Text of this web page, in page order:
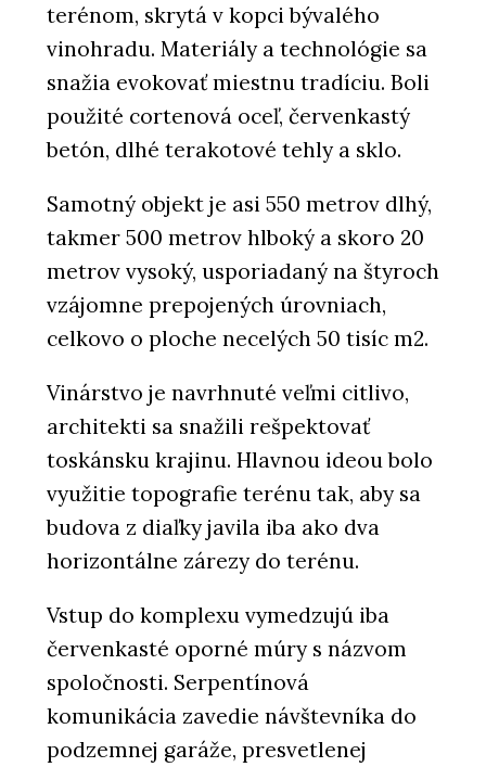
terénom, skrytá v kopci bývalého
vinohradu. Materiály a technológie sa
snažia evokovať miestnu tradíciu. Boli
použité cortenová oceľ, červenkastý
betón, dlhé terakotové tehly a sklo.
Samotný objekt je asi 550 metrov dlhý,
takmer 500 metrov hlboký a skoro 20
metrov vysoký, usporiadaný na štyroch
vzájomne prepojených úrovniach,
celkovo o ploche necelých 50 tisíc m2.
Vinárstvo je navrhnuté veľmi citlivo,
architekti sa snažili rešpektovať
toskánsku krajinu. Hlavnou ideou bolo
využitie topografie terénu tak, aby sa
budova z diaľky javila iba ako dva
horizontálne zárezy do terénu.
Vstup do komplexu vymedzujú iba
červenkasté oporné múry s názvom
spoločnosti. Serpentínová
komunikácia zavedie návštevníka do
podzemnej garáže, presvetlenej